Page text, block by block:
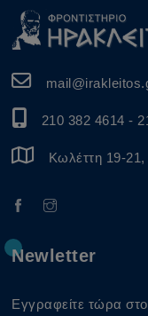
210 382 4614 -
Κωλέττη 19-
Newletter
Εγγραφείτε τώρα